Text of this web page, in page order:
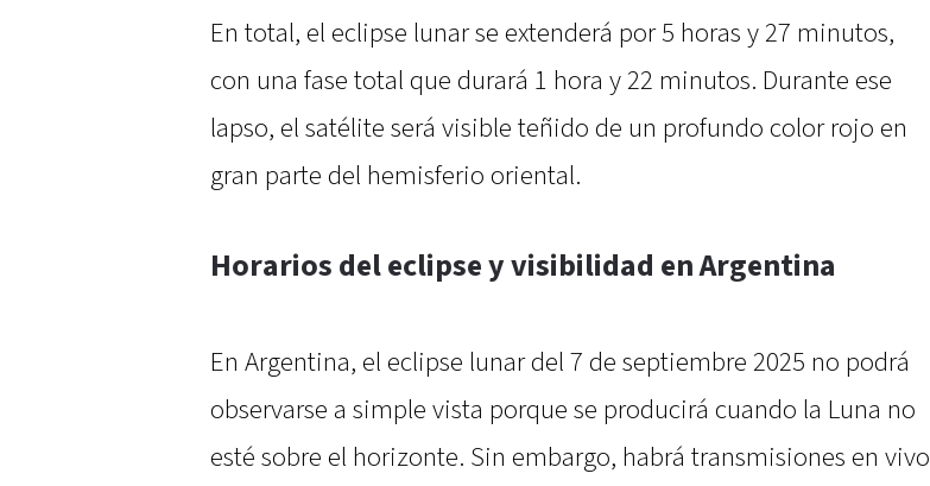
En total, el eclipse lunar se extenderá por 5 horas y 27 minutos,
con una fase total que durará 1 hora y 22 minutos. Durante ese
lapso, el satélite será visible teñido de un profundo color rojo en
gran parte del hemisferio oriental.
Horarios del eclipse y visibilidad en Argentina
En Argentina, el eclipse lunar del 7 de septiembre 2025 no podrá
observarse a simple vista porque se producirá cuando la Luna no
esté sobre el horizonte. Sin embargo, habrá transmisiones en vivo